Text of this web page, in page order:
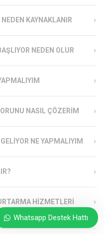
KAYNAKLANIR
NEDEN OLUR
NASIL ÇÖZERIM
NE YAPMALIYIM
HIZMETLERI
Whatsapp Destek Hattı